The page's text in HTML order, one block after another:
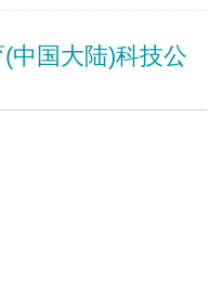
中国大陆)科技公